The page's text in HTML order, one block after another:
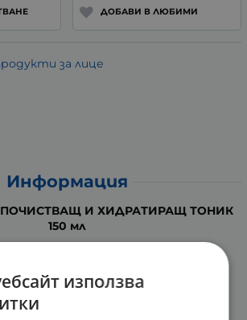
ДОБАВИ В ЛЮБИМИ
за лице
Информация
И ХИДРАТИРАЩ ТОНИК
150 мл
последните следи от грим,
за прилагане на дневния или
използва